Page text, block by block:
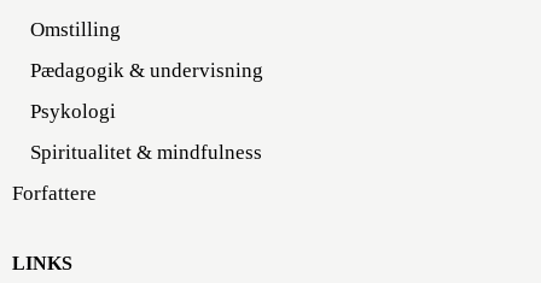
Omstilling
Pædagogik & undervisning
Psykologi
Spiritualitet & mindfulness
Forfattere
LINKS